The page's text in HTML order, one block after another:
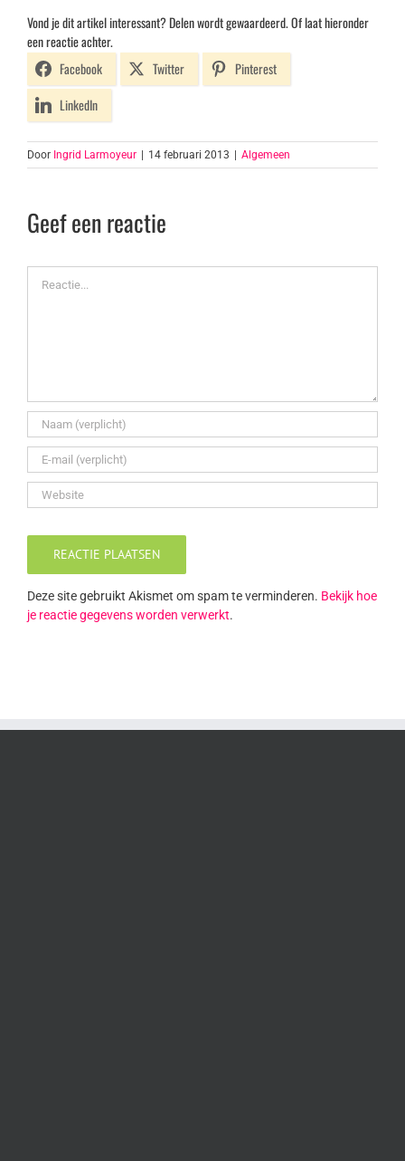
Vond je dit artikel interessant? Delen wordt gewaardeerd. Of laat hieronder
een reactie achter.
Facebook
Twitter
Pinterest
LinkedIn
Door Ingrid Larmoyeur 14 februari 2013 Algemeen
Geef een reactie
Deze site gebruikt Akismet om spam te verminderen. Bekijk hoe
je reactie gegevens worden verwerkt.